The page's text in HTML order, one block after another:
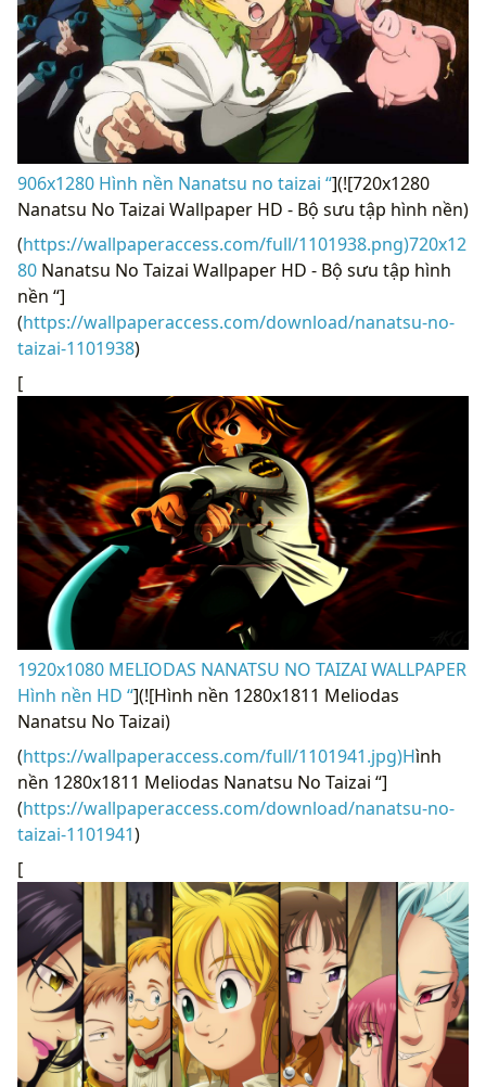
906x1280 Hình nền Nanatsu no taizai “](![720x1280
Nanatsu No Taizai Wallpaper HD - Bộ sưu tập hình nền)
(https://wallpaperaccess.com/full/1101938.png)720x12
80 Nanatsu No Taizai Wallpaper HD - Bộ sưu tập hình
nền “]
(https://wallpaperaccess.com/download/nanatsu-no-
taizai-1101938)
[
1920x1080 MELIODAS NANATSU NO TAIZAI WALLPAPER
Hình nền HD “](![Hình nền 1280x1811 Meliodas
Nanatsu No Taizai)
(https://wallpaperaccess.com/full/1101941.jpg)Hình
nền 1280x1811 Meliodas Nanatsu No Taizai “]
(https://wallpaperaccess.com/download/nanatsu-no-
taizai-1101941)
[